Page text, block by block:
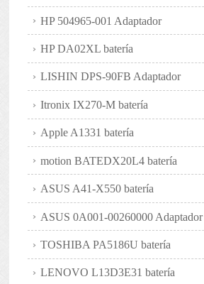
HP 504965-001 Adaptador
HP DA02XL batería
LISHIN DPS-90FB Adaptador
Itronix IX270-M batería
Apple A1331 batería
motion BATEDX20L4 batería
ASUS A41-X550 batería
ASUS 0A001-00260000 Adaptador
TOSHIBA PA5186U batería
LENOVO L13D3E31 batería